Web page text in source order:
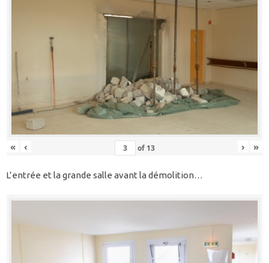
« ‹ of 13 › »
L’entrée et la grande salle avant la démolition…